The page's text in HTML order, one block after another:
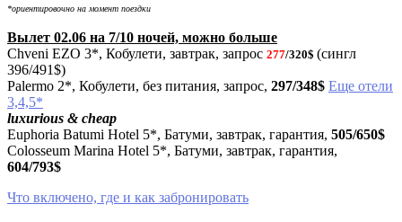
*ориентировочно на момент поездки
Вылет 02.06 на 7/10 ночей, можно больше
Chveni EZO 3*, Кобулети, завтрак, запрос 277/320$ (сингл
396/491$)
Palermo 2*, Кобулети, без питания, запрос, 297/348$ Еще отели
3,4,5*
luxurious & cheap
Euphoria Batumi Hotel 5*, Батуми, завтрак, гарантия, 505/650$
Colosseum Marina Hotel 5*, Батуми, завтрак, гарантия,
604/793$
Что включено, где и как забронировать